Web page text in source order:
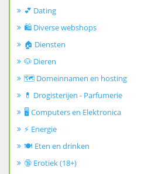
💕 Dating
🛍️ Diverse webshops
🏠 Diensten
🐶 Dieren
🗺️ Domeinnamen en hosting
💊 Drogisterijen - Parfumerie
🖥️ Computers en Elektronica
⚡ Energie
🍽️ Eten en drinken
🔞 Erotiek (18+)